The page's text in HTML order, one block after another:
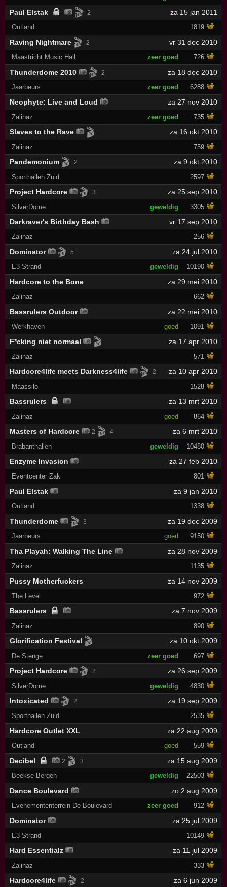
Paul Elstak 🎬 2 za 15 jan 2011
Outland 1819
Raving Nightmare 🎬 2 vr 31 dec 2010
Maastricht Music Hall zeer goed 726
Thunderdome 2010 🎬 2 za 18 dec 2010
Jaarbeurs zeer goed 6288
Neophyte: Live and Loud za 27 nov 2010
Zalinaz zeer goed 735
Slaves to the Rave 🎬 za 16 okt 2010
Zalinaz 759
Pandemonium 🎬 2 za 9 okt 2010
Sporthallen Zuid 2597
Project Hardcore 🎬 3 za 25 sep 2010
SilverDome geweldig 3305
Darkraver's Birthday Bash vr 17 sep 2010
Zalinaz 256
Dominator 🎬 5 za 24 jul 2010
E3 Strand geweldig 10190
Hardcore to the Bone za 29 mei 2010
Zalinaz 662
Bassrulers Outdoor za 22 mei 2010
Werkhaven goed 1091
F*cking niet normaal 🎬 za 17 apr 2010
Zalinaz 571
Hardcore4life meets Darkness4life 🎬 2 za 10 apr 2010
Maassilo 1528
Bassrulers za 13 mrt 2010
Zalinaz goed 864
Masters of Hardcore 2 🎬 4 za 6 mrt 2010
Brabanthallen geweldig 10480
Enzyme Invasion za 27 feb 2010
Eventcenter Zak 801
Paul Elstak za 9 jan 2010
Outland 1338
Thunderdome 🎬 3 za 19 dec 2009
Jaarbeurs goed 9150
Tha Playah: Walking The Line za 28 nov 2009
Zalinaz 1135
Pussy Motherfuckers za 14 nov 2009
The Level 972
Bassrulers za 7 nov 2009
Zalinaz 890
Glorification Festival 🎬 za 10 okt 2009
De Stenge zeer goed 697
Project Hardcore 🎬 2 za 26 sep 2009
SilverDome geweldig 4830
Intoxicated 🎬 2 za 19 sep 2009
Sporthallen Zuid 2535
Hardcore Outlet XXL za 22 aug 2009
Outland goed 559
Decibel 2 🎬 3 za 15 aug 2009
Beekse Bergen geweldig 22503
Dance Boulevard zo 2 aug 2009
Evenemententerrein De Boulevard zeer goed 912
Dominator za 25 jul 2009
E3 Strand 10149
Hard Essentialz za 11 jul 2009
Zalinaz 333
Hardcore4life 🎬 2 za 6 jun 2009